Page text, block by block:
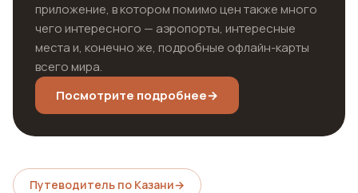
приложение, в котором помимо цен также много
чего интересного — аэропорты, интересные
места и, конечно же, подробные офлайн-карты
всего мира.
Посмотрите подробнее→
Путеводитель по Казани→